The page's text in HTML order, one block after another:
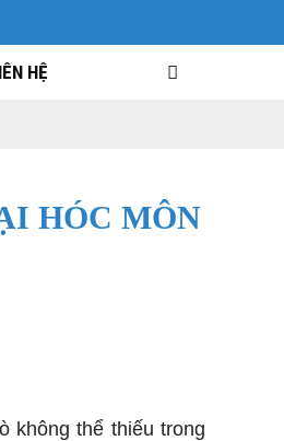
HỆ
HÓC MÔN
không thể thiếu trong